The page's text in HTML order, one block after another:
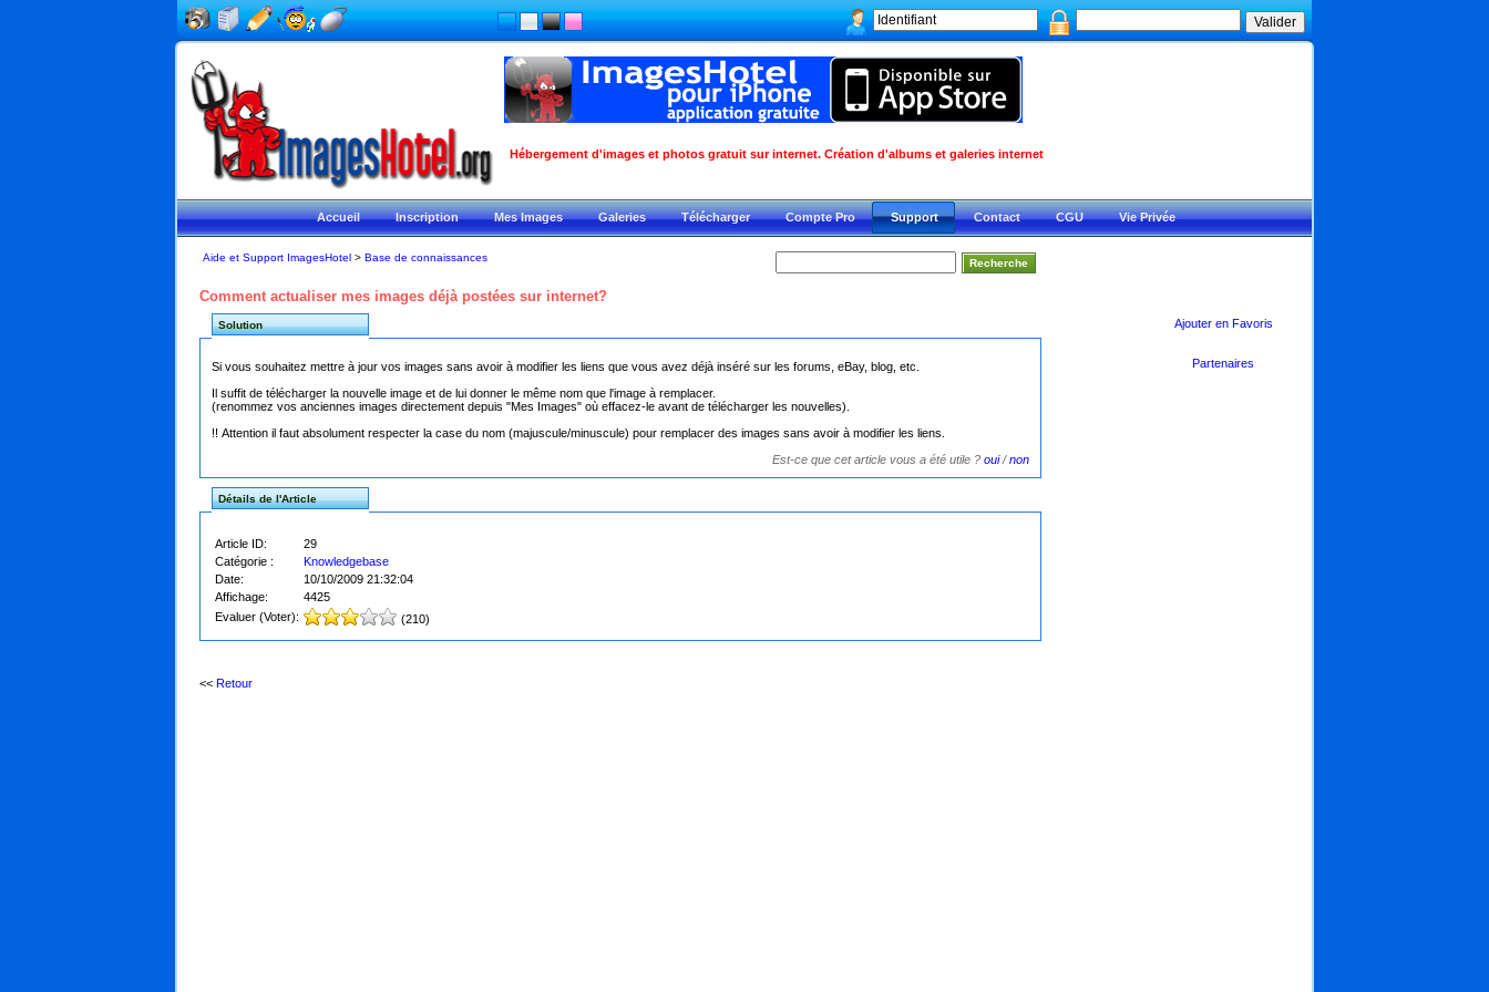
Hébergement d'images et photos gratuit sur internet. Création d'albums et galeries internet
Accueil Inscription Mes Images Galeries Télécharger Compte Pro Support Contact CGU Vie Privée
Aide et Support ImagesHotel > Base de connaissances
Comment actualiser mes images déjà postées sur internet?
Solution
Si vous souhaitez mettre à jour vos images sans avoir à modifier les liens que vous avez déjà inséré sur les forums, eBay, blog, etc.
Il suffit de télécharger la nouvelle image et de lui donner le même nom que l'image à remplacer.
(renommez vos anciennes images directement depuis "Mes Images" où effacez-le avant de télécharger les nouvelles).
!! Attention il faut absolument respecter la case du nom (majuscule/minuscule) pour remplacer des images sans avoir à modifier les liens.
Est-ce que cet article vous a été utile ? oui/non
Détails de l'Article
Article ID:
29
Catégorie :
Knowledgebase
Date:
10/10/2009 21:32:04
Affichage:
4425
Evaluer (Voter):
(210)
<< Retour
Ajouter en Favoris
Partenaires